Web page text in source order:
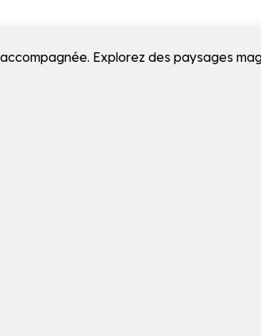
Explorez des paysages